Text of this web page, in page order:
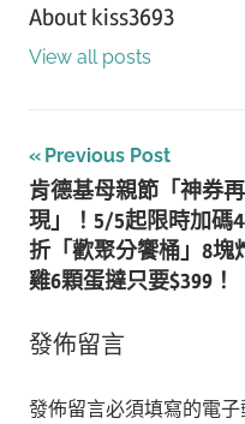
About kiss3693
View all posts
文
章
導
覽
Previous Post
肯德基母親節「神券再
現」！5/5起限時加碼
折「歡聚分饗桶」8塊
雞6顆蛋撻只要$399！
發佈留言
發佈留言必須填寫的電子